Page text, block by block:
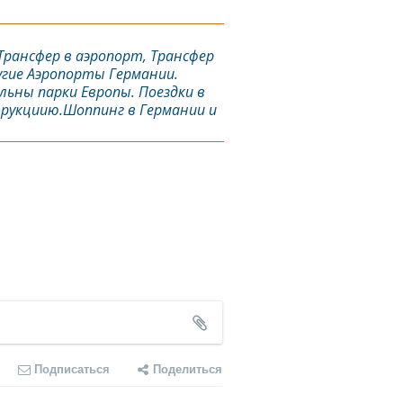
в аэропорт, Трансфер
Аэропорты Германии.
парки Европы. Поездки в
в Германии и
Подписаться Поделиться